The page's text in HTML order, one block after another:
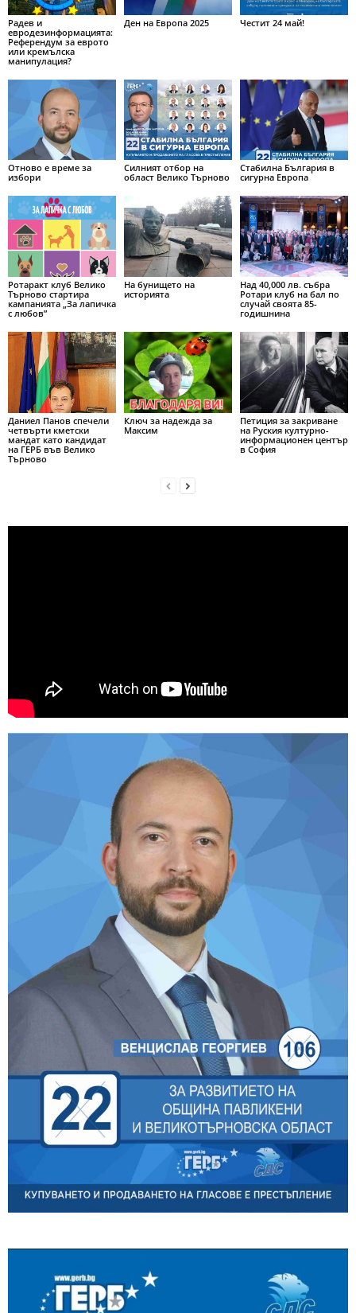
Радев и
евродезинформацията:
Референдум за еврото
или кремълска
манипулация?
Ден на Европа 2025 Честит 24 май!
Отново е време за
избори
Силният отбор на
област Велико Търново
Стабилна България в
сигурна Европа
Ротаракт клуб Велико
Търново стартира
кампанията „За лапичка
с любов”
На бунището на
историята
Над 40,000 лв. събра
Ротари клуб на бал по
случай своята 85-
годишнина
Даниел Панов спечели
четвърти кметски
мандат като кандидат
на ГЕРБ във Велико
Търново
Ключ за надежда за
Максим
Петиция за закриване
на Руския културно-
информационен център
в София